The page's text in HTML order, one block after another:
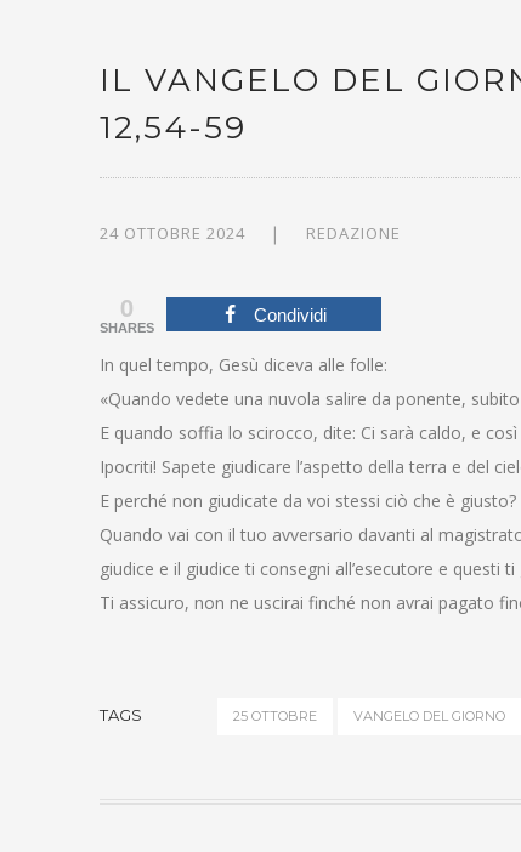
IL VANGELO DEL
12,54-59
24 OTTOBRE 2024 REDAZIONE
0
SHARES
Condividi
In quel tempo, Gesù diceva alle folle:
«Quando vedete una nuvola salire da ponente,
E quando soffia lo scirocco, dite: Ci sarà caldo, e così
Ipocriti! Sapete giudicare l’aspetto della terra e del
E perché non giudicate da voi stessi ciò che è giusto?
Quando vai con il tuo avversario davanti al
giudice e il giudice ti consegni all’esecutore e questi
Ti assicuro, non ne uscirai finché non avrai pagato
TAGS 25 OTTOBRE VANGELO DEL GIORNO